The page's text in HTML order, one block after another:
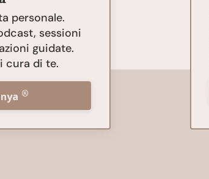
personale.
sessioni
guidate.
cura di te.
®